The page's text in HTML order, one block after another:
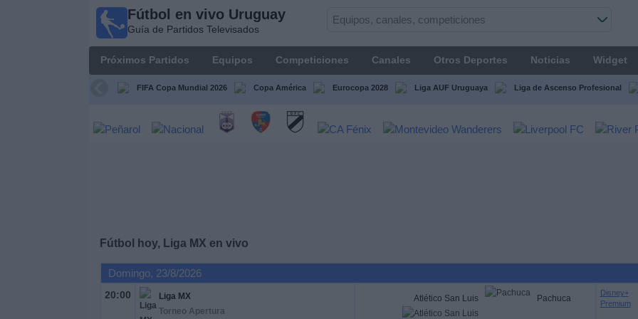
Fútbol en vivo Uruguay
Guía de Partidos Televisados
Próximos Partidos Equipos Competiciones Canales Otros Deportes Noticias Widget
FIFA Copa Mundial 2026 Copa América Eurocopa 2028 Liga AUF Uruguaya Liga de Ascenso Profesional
Fútbol hoy, Liga MX en vivo
Domingo, 23/8/2026
20:00
Liga MX
Torneo Apertura
Atlético San Luis Pachuca
Disney+
Premium
Uruguay